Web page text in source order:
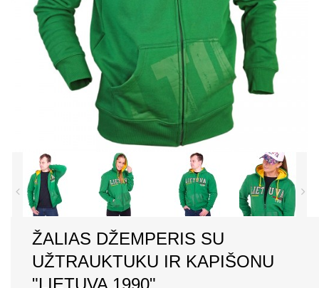
ŽALIAS DŽEMPERIS SU
UŽTRAUKTUKU IR KAPIŠONU
"LIETUVA 1990"